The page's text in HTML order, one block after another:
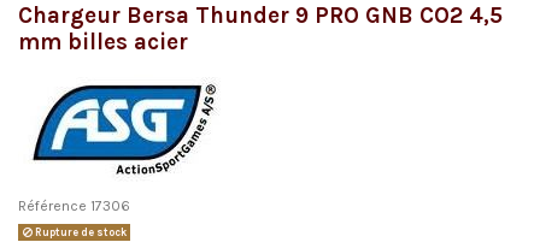
Chargeur Bersa Thunder 9 PRO GNB CO2 4,5
mm billes acier
Référence 17306
Rupture de stock